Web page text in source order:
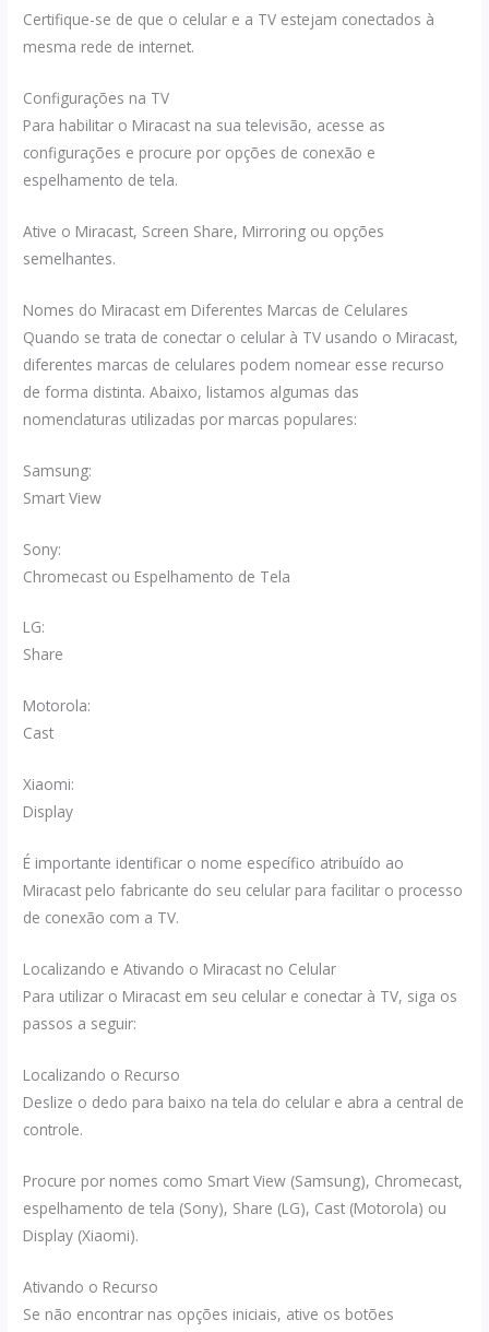
Certifique-se de que o celular e a TV estejam conectados à
mesma rede de internet.
Configurações na TV
Para habilitar o Miracast na sua televisão, acesse as
configurações e procure por opções de conexão e
espelhamento de tela.
Ative o Miracast, Screen Share, Mirroring ou opções
semelhantes.
Nomes do Miracast em Diferentes Marcas de Celulares
Quando se trata de conectar o celular à TV usando o Miracast,
diferentes marcas de celulares podem nomear esse recurso
de forma distinta. Abaixo, listamos algumas das
nomenclaturas utilizadas por marcas populares:
Samsung:
Smart View
Sony:
Chromecast ou Espelhamento de Tela
LG:
Share
Motorola:
Cast
Xiaomi:
Display
É importante identificar o nome específico atribuído ao
Miracast pelo fabricante do seu celular para facilitar o processo
de conexão com a TV.
Localizando e Ativando o Miracast no Celular
Para utilizar o Miracast em seu celular e conectar à TV, siga os
passos a seguir:
Localizando o Recurso
Deslize o dedo para baixo na tela do celular e abra a central de
controle.
Procure por nomes como Smart View (Samsung), Chromecast,
espelhamento de tela (Sony), Share (LG), Cast (Motorola) ou
Display (Xiaomi).
Ativando o Recurso
Se não encontrar nas opções iniciais, ative os botões